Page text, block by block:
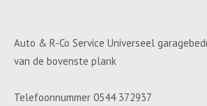
Auto & R-Co Service Universeel
van de bovenste plank
Telefoonnummer 0544 372937